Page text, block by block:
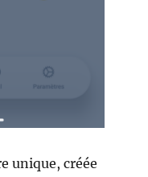
unique, créée